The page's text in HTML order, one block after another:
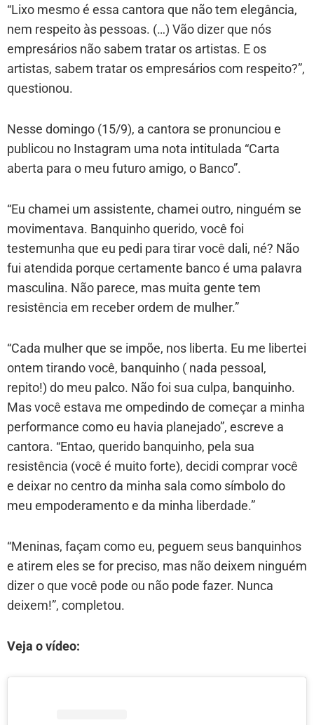
“Lixo mesmo é essa cantora que não tem elegância,
nem respeito às pessoas. (…) Vão dizer que nós
empresários não sabem tratar os artistas. E os
artistas, sabem tratar os empresários com respeito?”,
questionou.
Nesse domingo (15/9), a cantora se pronunciou e
publicou no Instagram uma nota intitulada “Carta
aberta para o meu futuro amigo, o Banco”.
“Eu chamei um assistente, chamei outro, ninguém se
movimentava. Banquinho querido, você foi
testemunha que eu pedi para tirar você dali, né? Não
fui atendida porque certamente banco é uma palavra
masculina. Não parece, mas muita gente tem
resistência em receber ordem de mulher.”
“Cada mulher que se impõe, nos liberta. Eu me libertei
ontem tirando você, banquinho ( nada pessoal,
repito!) do meu palco. Não foi sua culpa, banquinho.
Mas você estava me ompedindo de começar a minha
performance como eu havia planejado”, escreve a
cantora. “Entao, querido banquinho, pela sua
resistência (você é muito forte), decidi comprar você
e deixar no centro da minha sala como símbolo do
meu empoderamento e da minha liberdade.”
“Meninas, façam como eu, peguem seus banquinhos
e atirem eles se for preciso, mas não deixem ninguém
dizer o que você pode ou não pode fazer. Nunca
deixem!”, completou.
Veja o vídeo: